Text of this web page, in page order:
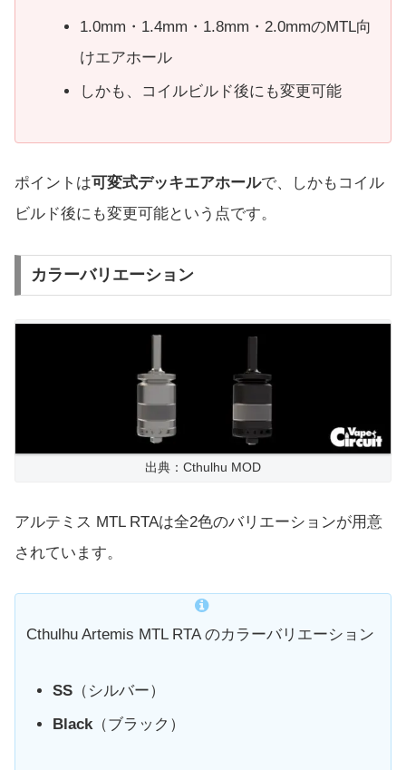
1.0mm・1.4mm・1.8mm・2.0mmのMTL向
けエアホール
しかも、コイルビルド後にも変更可能
ポイントは可変式デッキエアホールで、しかもコイル
ビルド後にも変更可能という点です。
カラーバリエーション
出典：Cthulhu MOD
アルテミス MTL RTAは全2色のバリエーションが用意
されています。
Cthulhu Artemis MTL RTA のカラーバリエーション
SS （シルバー）
Black（ブラック）